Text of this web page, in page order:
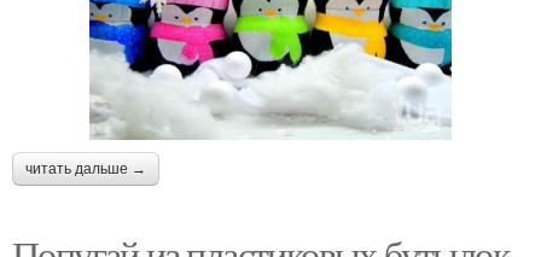
читать дальше →